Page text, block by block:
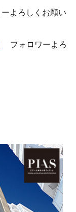
よろしくお願い
フォロワーよろ